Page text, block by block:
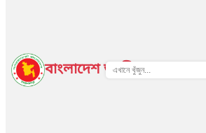
বাংলাদেশ জাতীয় তথ্য বাতায়ন